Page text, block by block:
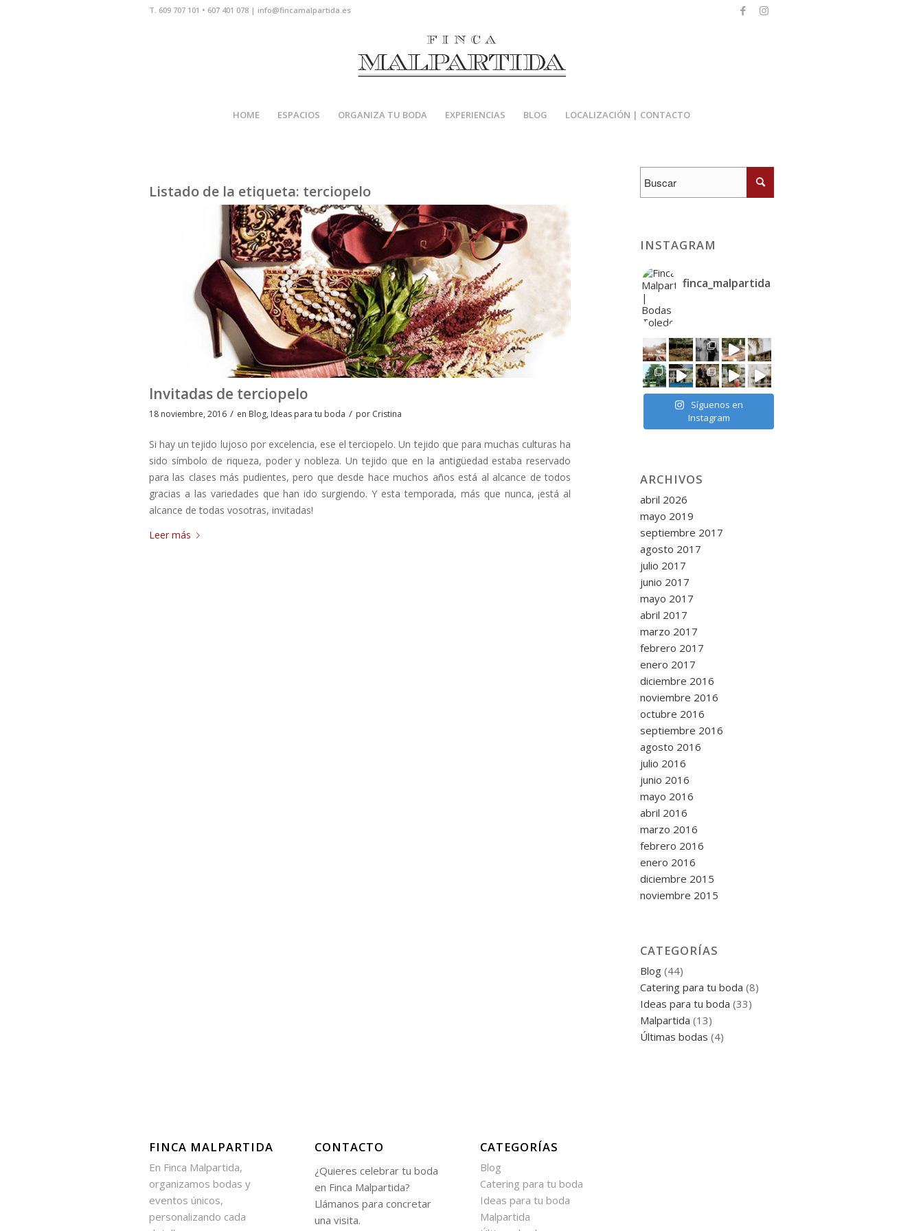
T. 609 707 101 • 607 401 078 | info@fincamalpartida.es
HOME ESPACIOS ORGANIZA TU BODA EXPERIENCIAS BLOG LOCALIZACIÓN | CONTACTO
Listado de la etiqueta: terciopelo
Invitadas de terciopelo
18 noviembre, 2016 / en Blog, Ideas para tu boda / por Cristina
Si hay un tejido lujoso por excelencia, ese el terciopelo. Un tejido que para muchas culturas ha
sido símbolo de riqueza, poder y nobleza. Un tejido que en la antigüedad estaba reservado
para las clases más pudientes, pero que desde hace muchos años está al alcance de todos
gracias a las variedades que han ido surgiendo. Y esta temporada, más que nunca, ¡está al
alcance de todas vosotras, invitadas!
Leer más
INSTAGRAM
finca_malpartida
Síguenos en
Instagram
ARCHIVOS
abril 2026
mayo 2019
septiembre 2017
agosto 2017
julio 2017
junio 2017
mayo 2017
abril 2017
marzo 2017
febrero 2017
enero 2017
diciembre 2016
noviembre 2016
octubre 2016
septiembre 2016
agosto 2016
julio 2016
junio 2016
mayo 2016
abril 2016
marzo 2016
febrero 2016
enero 2016
diciembre 2015
noviembre 2015
CATEGORÍAS
Blog (44)
Catering para tu boda (8)
Ideas para tu boda (33)
Malpartida (13)
Últimas bodas (4)
FINCA MALPARTIDA
En Finca Malpartida,
organizamos bodas y
eventos únicos,
personalizando cada
CONTACTO
¿Quieres celebrar tu boda
en Finca Malpartida?
Llámanos para concretar
una visita.
CATEGORÍAS
Blog
Catering para tu boda
Ideas para tu boda
Malpartida